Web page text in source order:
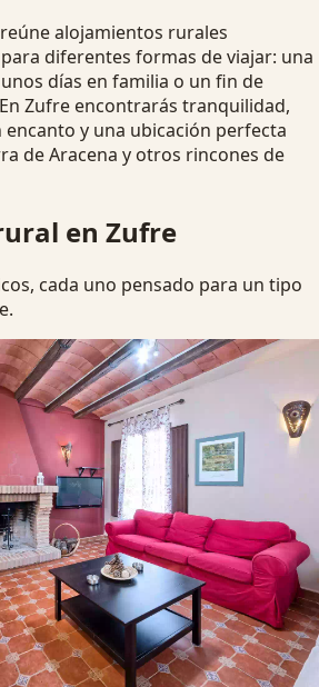
romántica
reúne alojamientos rurales
diferentes formas de viajar: una
días en familia o un fin de
Zufre encontrarás tranquilidad,
encanto y una ubicación perfecta
de Aracena y otros rincones de
en Zufre
cada uno pensado para un tipo